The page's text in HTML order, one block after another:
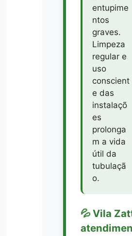
entupime
ntos
graves.
Limpeza
regular e
uso
conscient
e das
instalaçõ
es
prolonga
m a vida
útil da
tubulaçã
o.
💦 Vila